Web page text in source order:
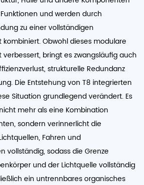
und werden durch
zu einer vollständigen
Obwohl dieses modulare
verbessert, bringt es zwangsläufig auch
strukturelle Redundanz
Die Entstehung von T8 integrierten
Situation grundlegend verändert. Es
mehr als eine Kombination
sondern verinnerlicht die
Fahren und
vollständig, sodass die Grenze
und der Lichtquelle vollständig
ein untrennbares organisches